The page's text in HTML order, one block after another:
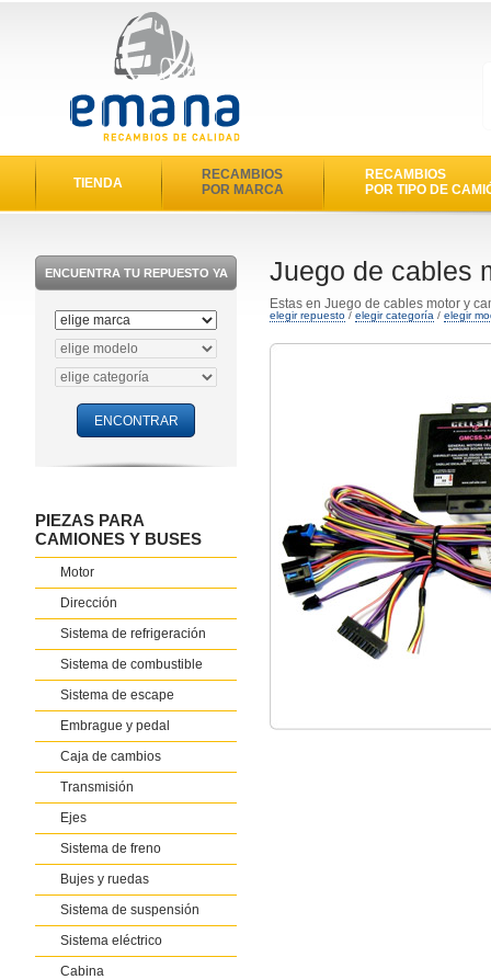
TIENDA
RECAMBIOS
POR MARCA
RECAMBIOS
POR TIPO DE
ENCUENTRA TU REPUESTO YA
PIEZAS PARA
CAMIONES Y BUSES
Motor
Dirección
Sistema de refrigeración
Sistema de combustible
Sistema de escape
Embrague y pedal
Caja de cambios
Transmisión
Ejes
Sistema de freno
Bujes y ruedas
Sistema de suspensión
Sistema eléctrico
Cabina
Juego de cables
Estas en Juego de cables motor y
elegir repuesto / elegir categoría / elegir